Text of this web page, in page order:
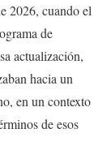
2026, cuando el
de
actualización,
hacia un
en un contexto
de esos